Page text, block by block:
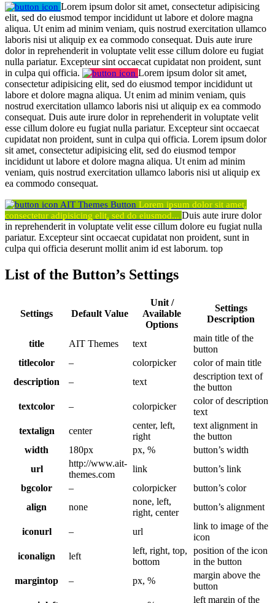
Lorem ipsum dolor sit amet, consectetur adipisicing
elit, sed do eiusmod tempor incididunt ut labore et dolore magna
aliqua. Ut enim ad minim veniam, quis nostrud exercitation ullamco
laboris nisi ut aliquip ex ea commodo consequat. Duis aute irure
dolor in reprehenderit in voluptate velit esse cillum dolore eu fugiat
nulla pariatur. Excepteur sint occaecat cupidatat non proident, sunt
in culpa qui officia.
Lorem ipsum dolor sit amet,
consectetur adipisicing elit, sed do eiusmod tempor incididunt ut
labore et dolore magna aliqua. Ut enim ad minim veniam, quis
nostrud exercitation ullamco laboris nisi ut aliquip ex ea commodo
consequat. Duis aute irure dolor in reprehenderit in voluptate velit
esse cillum dolore eu fugiat nulla pariatur. Excepteur sint occaecat
cupidatat non proident, sunt in culpa qui officia. Lorem ipsum dolor
sit amet, consectetur adipisicing elit, sed do eiusmod tempor
incididunt ut labore et dolore magna aliqua. Ut enim ad minim
veniam, quis nostrud exercitation ullamco laboris nisi ut aliquip ex
ea commodo consequat.
AIT Themes Button Lorem ipsum dolor sit amet,
consectetur adipisicing elit, sed do eiusmod... Duis aute irure dolor
in reprehenderit in voluptate velit esse cillum dolore eu fugiat nulla
pariatur. Excepteur sint occaecat cupidatat non proident, sunt in
culpa qui officia deserunt mollit anim id est laborum. top
List of the Button’s Settings
Settings Default Value
Unit /
Available
Options
Settings
Description
title AIT Themes text
main title of the
button
titlecolor
– colorpicker
color of main title
description
– text
description text of
the button
textcolor
– colorpicker
color of description
text
textalign
center
center, left,
right
text alignment in
the button
width
180px px, %
button’s width
url
http://www.ait-
themes.com
link
button’s link
bgcolor
– colorpicker
button’s color
align
none
none, left,
right, center
button’s alignment
iconurl – url
link to image of the
icon
iconalign
left
left, right, top,
bottom
position of the icon
in the button
margintop
– px, %
margin above the
button
left margin of the